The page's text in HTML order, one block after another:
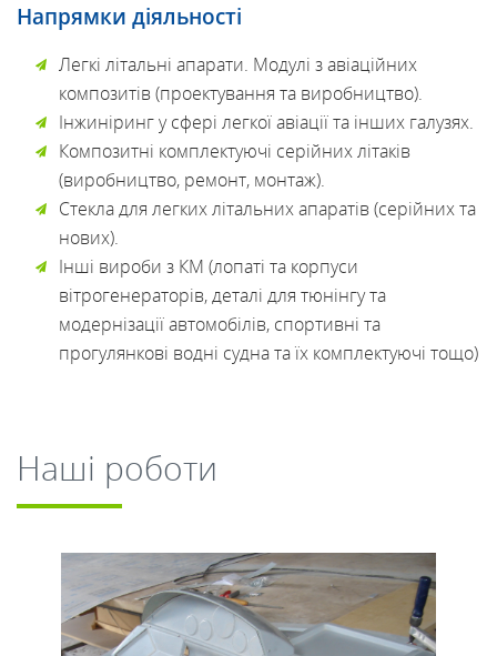
Напрямки діяльності
Легкі літальні апарати. Модулі з авіаційних
композитів (проектування та виробництво).
Інжиніринг у сфері легкої авіації та інших галузях.
Композитні комплектуючі серійних літаків
(виробництво, ремонт, монтаж).
Стекла для легких літальних апаратів (серійних та
нових).
Інші вироби з КМ (лопаті та корпуси
вітрогенераторів, деталі для тюнінгу та
модернізації автомобілів, спортивні та
прогулянкові водні судна та їх комплектуючі тощо)
Наші роботи